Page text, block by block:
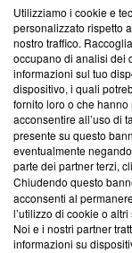
Questa sezione
News, sui nostri
creare news di
‘Trust Project -
ancora membro
parte; Trust
conformità agli
Su di noi
Team editoriale
Corporate
Utilizziamo i cookie e
personalizzato rispetto
nostro traffico.
occupano di analisi dei
informazioni sul tuo
dispositivo, i quali
fornito loro o che
acconsentire all’uso di
presente su questo
eventualmente
parte dei partner terzi,
Chiudendo questo
acconsenti al
l’utilizzo di cookie o
Noi e i nostri partner
informazioni su